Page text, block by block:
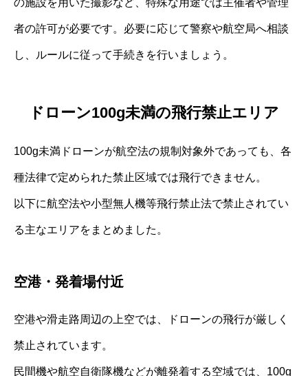
者の許可が必要です。必要に応じて警察や航空局へ相談
し、ルールに従って手続きを行いましょう。
ドローン100g未満の飛行禁止エリア
100g未満ドローンが航空法の規制対象外であっても、各
種法律で定められた禁止区域では飛行できません。
以下に航空法や小型無人機等飛行禁止法で禁止されてい
る主なエリアをまとめました。
空港・発着場付近
空港や滑走路周辺の上空では、ドローンの飛行が厳しく
禁止されています。
民間機や航空自衛隊機などが離発着する空域では、100g